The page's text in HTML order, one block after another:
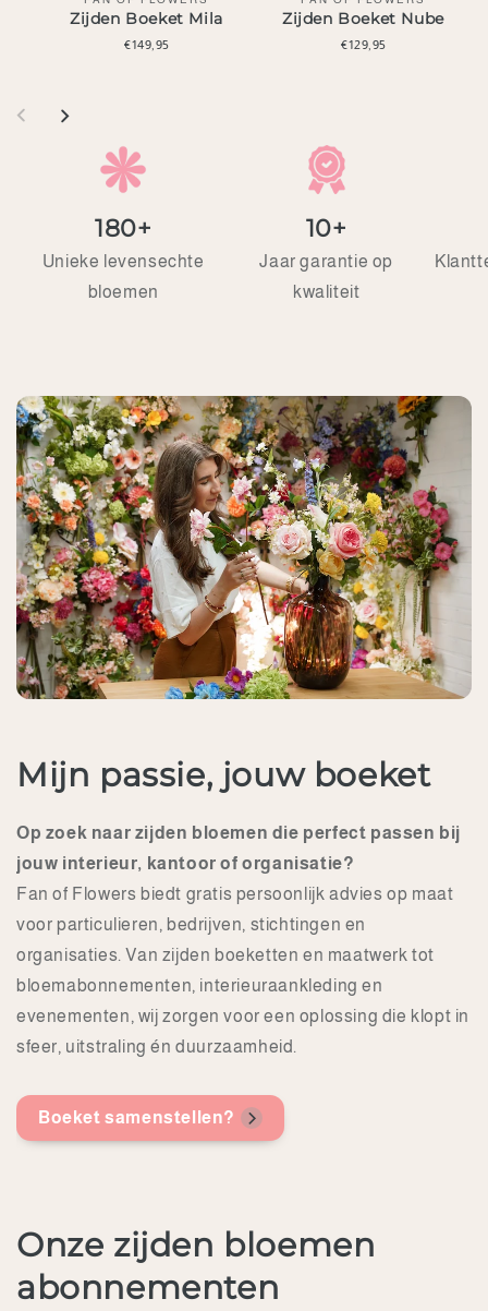
Zijden Boeket Mila
Normale
€149,95
Zijden Boeket Nube
Normale
€129,95
180+
Unieke levensechte
bloemen
10+
Jaar garantie op
kwaliteit
Mijn passie, jouw boeket
Op zoek naar zijden bloemen die perfect passen bij
jouw interieur, kantoor of organisatie?
Fan of Flowers biedt gratis persoonlijk advies op maat
voor particulieren, bedrijven, stichtingen en
organisaties. Van zijden boeketten en maatwerk tot
bloemabonnementen, interieuraankleding en
evenementen, wij zorgen voor een oplossing die klopt in
sfeer, uitstraling én duurzaamheid.
Boeket samenstellen?
Onze zijden bloemen
abonnementen